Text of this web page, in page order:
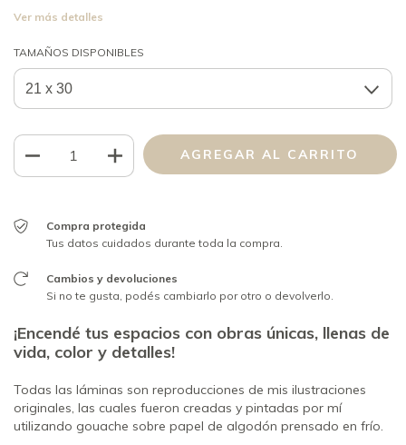
Ver más detalles
TAMAÑOS DISPONIBLES
Compra protegida
Tus datos cuidados durante toda la compra.
Cambios y devoluciones
Si no te gusta, podés cambiarlo por otro o devolverlo.
¡Encendé tus espacios con obras únicas, llenas de
vida, color y detalles!
Todas las láminas son reproducciones de mis ilustraciones
originales, las cuales fueron creadas y pintadas por mí
utilizando gouache sobre papel de algodón prensado en frío.